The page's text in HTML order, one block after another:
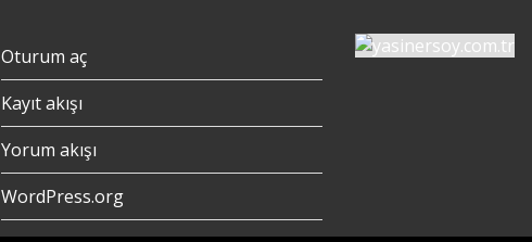
Oturum aç
Kayıt akışı
Yorum akışı
WordPress.org